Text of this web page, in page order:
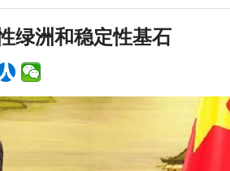
绿洲和稳定性基石